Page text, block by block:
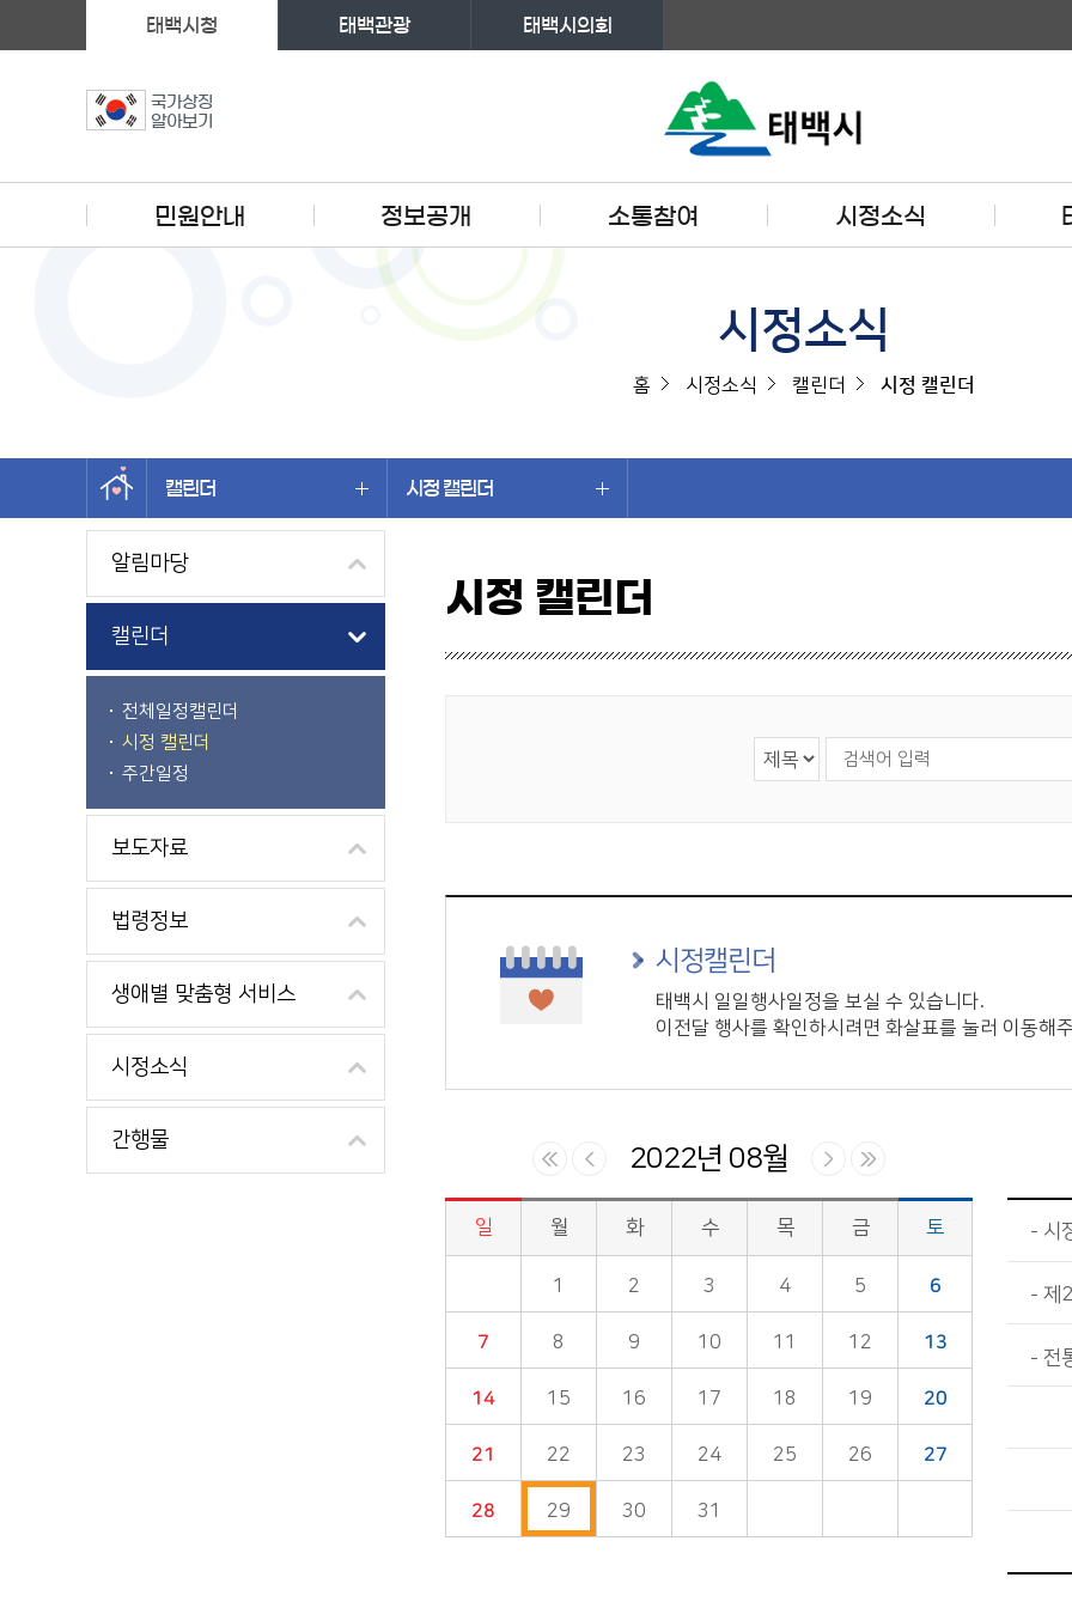
국가상징
알아보기
태백시청 태백관광 태백시의회
민원안내 정보공개 소통참여 시정소식
시정소식
홈 시정소식 캘린더 시정 캘린더
캘린더 시정 캘린더
왼쪽메뉴
알림마당
캘린더
전체일정캘린더
시정 캘린더
주간일정
보도자료
법령정보
생애별 맞춤형 서비스
시정소식
간행물
시정 캘린더
시정캘린더
태백시 일일행사일정을 보실 수 있습니다.
이전달 행사를 확인하시려면 화살표를 눌러 이동해
2022년 08월
시정소식>시정 캘린더 게시판의 (2022년 08월) 달력형태로 일정명, 일정내용을 제공합니다.
일 월 화 수 목 금 토
1 2 3 4 5 6
7 8 9 10 11 12 13
14 15 16 17 18 19 20
21 22 23 24 25 26 27
28 29 30 31
시
제
전